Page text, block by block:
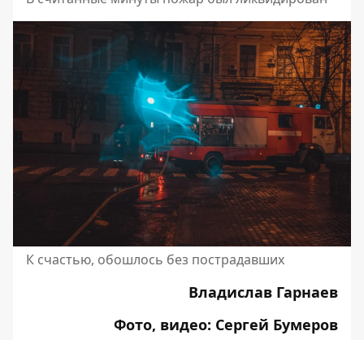
К счастью, обошлось без пострадавших
Владислав Гарнаев
Фото, видео: Сергей Бумеров